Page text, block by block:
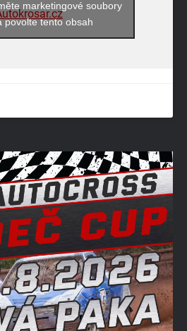
marketingové soubory
povolte tento obsah